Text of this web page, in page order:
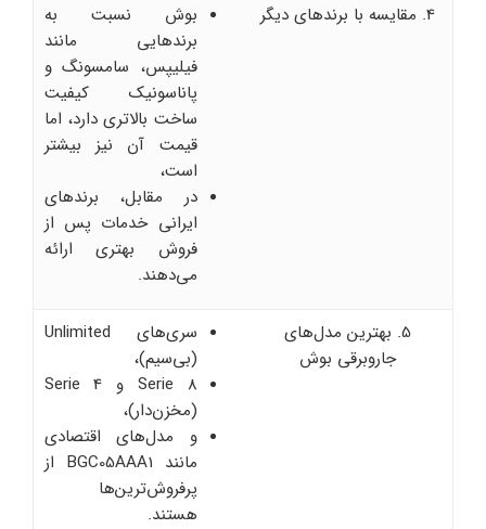
4. مقایسه با برندهای دیگر
بوش نسبت به
برندهایی مانند
فیلیپس، سامسونگ و
پاناسونیک کیفیت
ساخت بالاتری دارد، اما
قیمت آن نیز بیشتر
است،
در مقابل، برندهای
ایرانی خدمات پس از
فروش بهتری ارائه
می‌دهند.
5. بهترین مدل‌های
جاروبرقی بوش
سری‌های Unlimited
(بی‌سیم)،
Serie 8 و Serie 4
(مخزن‌دار)،
و مدل‌های اقتصادی
مانند BGC05AAA1 از
پرفروش‌ترین‌ها
هستند.